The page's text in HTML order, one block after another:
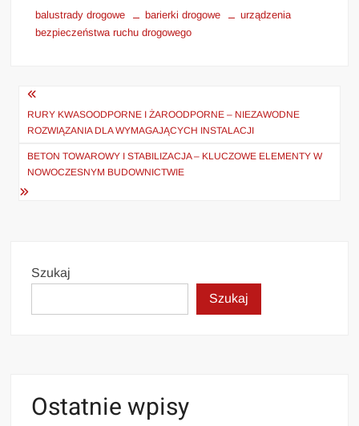
balustrady drogowe barierki drogowe
urządzenia
bezpieczeństwa ruchu drogowego
Nawigacja
wpisu
RURY KWASOODPORNE I ŻAROODPORNE – NIEZAWODNE
ROZWIĄZANIA DLA WYMAGAJĄCYCH INSTALACJI
BETON TOWAROWY I STABILIZACJA – KLUCZOWE ELEMENTY W
NOWOCZESNYM BUDOWNICTWIE
Szukaj
Szukaj
Ostatnie wpisy